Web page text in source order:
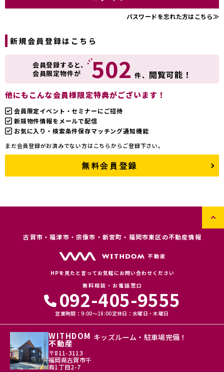
パスワードを忘れた方はこちら≫
新規会員登録はこちら
会員登録すると、
会員限定物件が
502 件、 閲覧可能！
他にもこんな会員様限定特典がございます！
会員限定イベント・セミナーにご招待
新規物件情報をメールで配信
お気に入り・検索条件保存マッチング通知機能
まだ会員登録がお済みでない方はこちらからご登録下さい。
無料会員登録
古賀市・福津市・宗像市・新宮町・福岡市東区の不動産情報
HPを見たと言ってお気軽にお問い合わせください
無料相談・お電話窓口
092-405-9555
営業時間：9:00〜18:00定休日：水曜日・木曜日
WITHDOM
不動産
〒811-3113
福岡県古賀市千
鳥1丁目2-7
キッズルーム・駐車場完備！